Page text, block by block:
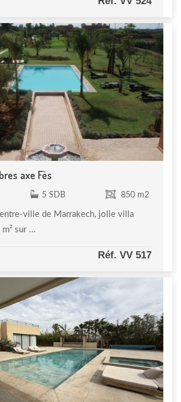
axe Fès
5 SDB 850 m2
ville de Marrakech, jolie villa
sur ...
Réf. VV 517